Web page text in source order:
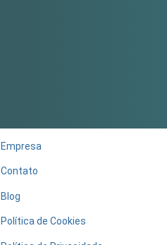
Empresa
Contato
Blog
Política de Cookies